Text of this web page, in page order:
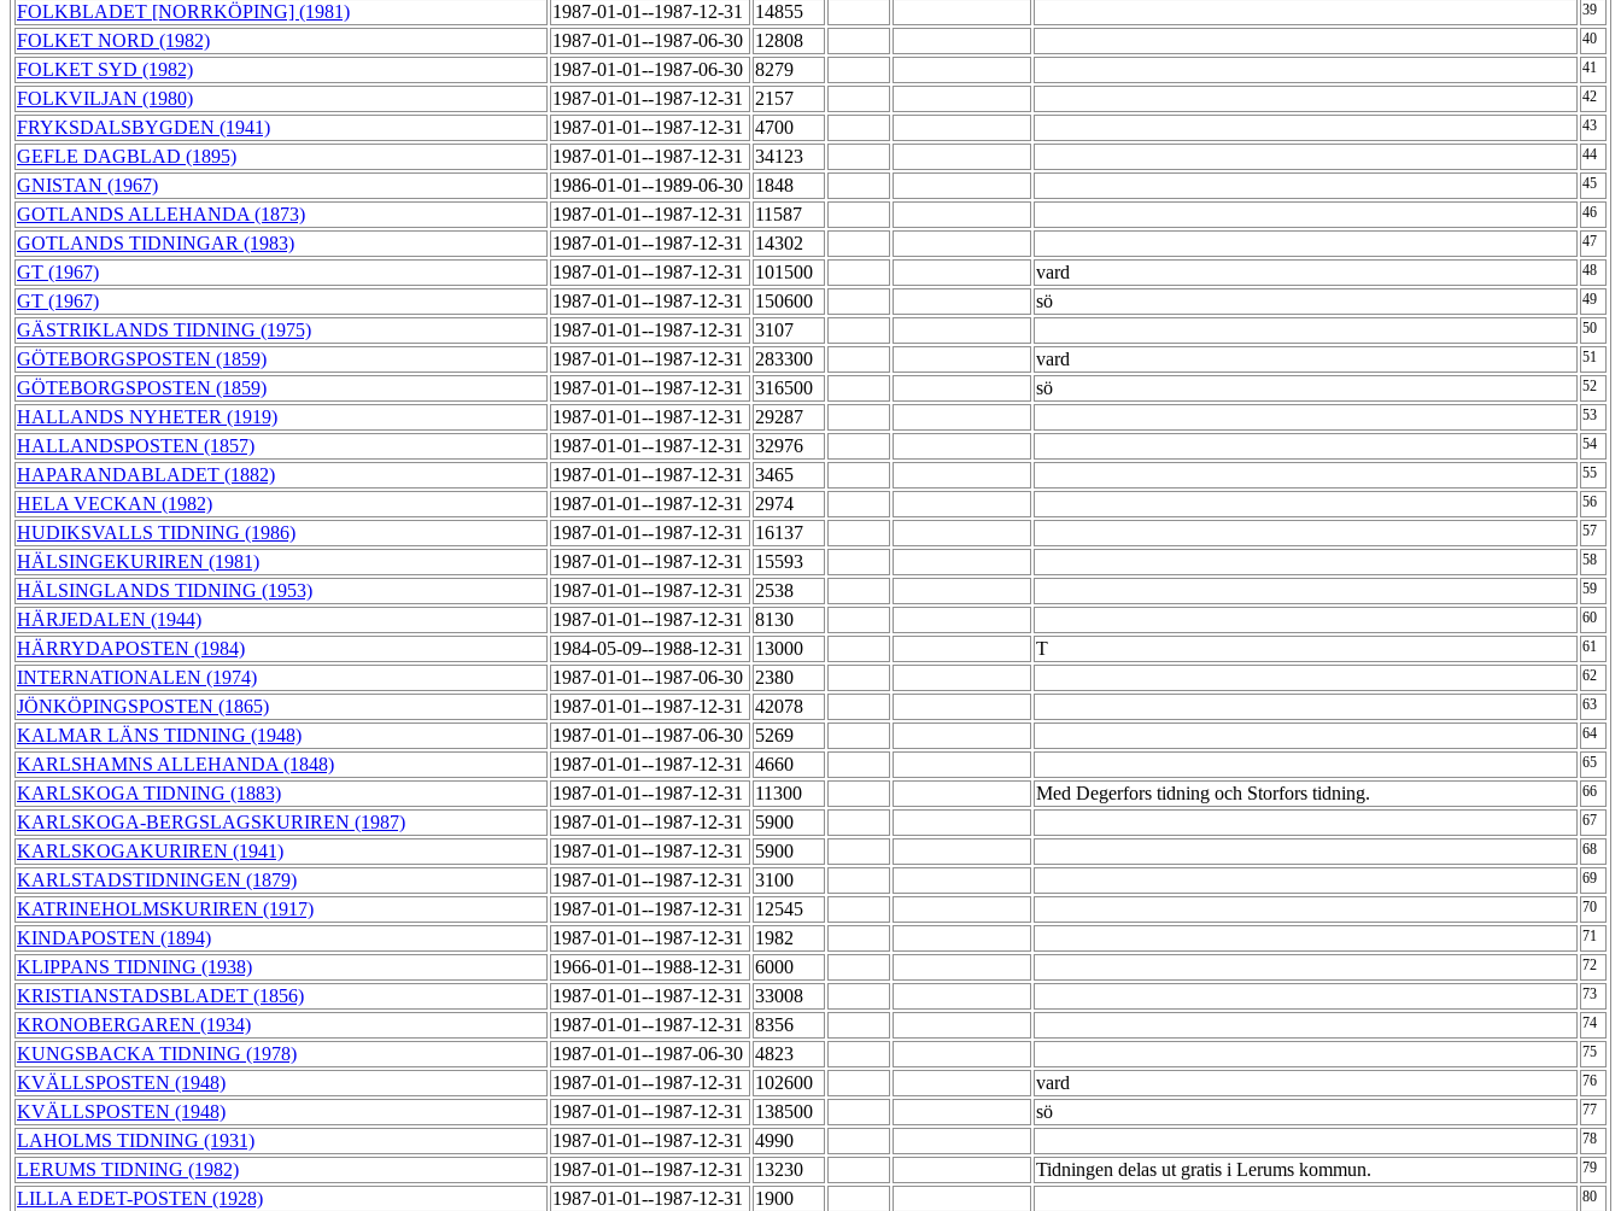
FOLKBLADET [NORRKÖPING] (1981) 1987-01-01--1987-12-31 14855 39
FOLKET NORD (1982) 1987-01-01--1987-06-30 12808 40
FOLKET SYD (1982) 1987-01-01--1987-06-30 8279 41
FOLKVILJAN (1980) 1987-01-01--1987-12-31 2157 42
FRYKSDALSBYGDEN (1941) 1987-01-01--1987-12-31 4700 43
GEFLE DAGBLAD (1895) 1987-01-01--1987-12-31 34123 44
GNISTAN (1967) 1986-01-01--1989-06-30 1848 45
GOTLANDS ALLEHANDA (1873) 1987-01-01--1987-12-31 11587 46
GOTLANDS TIDNINGAR (1983) 1987-01-01--1987-12-31 14302 47
GT (1967) 1987-01-01--1987-12-31 101500 vard 48
GT (1967) 1987-01-01--1987-12-31 150600 sö 49
GÄSTRIKLANDS TIDNING (1975) 1987-01-01--1987-12-31 3107 50
GÖTEBORGSPOSTEN (1859) 1987-01-01--1987-12-31 283300 vard 51
GÖTEBORGSPOSTEN (1859) 1987-01-01--1987-12-31 316500 sö 52
HALLANDS NYHETER (1919) 1987-01-01--1987-12-31 29287 53
HALLANDSPOSTEN (1857) 1987-01-01--1987-12-31 32976 54
HAPARANDABLADET (1882) 1987-01-01--1987-12-31 3465 55
HELA VECKAN (1982) 1987-01-01--1987-12-31 2974 56
HUDIKSVALLS TIDNING (1986) 1987-01-01--1987-12-31 16137 57
HÄLSINGEKURIREN (1981) 1987-01-01--1987-12-31 15593 58
HÄLSINGLANDS TIDNING (1953) 1987-01-01--1987-12-31 2538 59
HÄRJEDALEN (1944) 1987-01-01--1987-12-31 8130 60
HÄRRYDAPOSTEN (1984) 1984-05-09--1988-12-31 13000 T 61
INTERNATIONALEN (1974) 1987-01-01--1987-06-30 2380 62
JÖNKÖPINGSPOSTEN (1865) 1987-01-01--1987-12-31 42078 63
KALMAR LÄNS TIDNING (1948) 1987-01-01--1987-06-30 5269 64
KARLSHAMNS ALLEHANDA (1848) 1987-01-01--1987-12-31 4660 65
KARLSKOGA TIDNING (1883) 1987-01-01--1987-12-31 11300 Med Degerfors tidning och Storfors tidning. 66
KARLSKOGA-BERGSLAGSKURIREN (1987) 1987-01-01--1987-12-31 5900 67
KARLSKOGAKURIREN (1941) 1987-01-01--1987-12-31 5900 68
KARLSTADSTIDNINGEN (1879) 1987-01-01--1987-12-31 3100 69
KATRINEHOLMSKURIREN (1917) 1987-01-01--1987-12-31 12545 70
KINDAPOSTEN (1894) 1987-01-01--1987-12-31 1982 71
KLIPPANS TIDNING (1938) 1966-01-01--1988-12-31 6000 72
KRISTIANSTADSBLADET (1856) 1987-01-01--1987-12-31 33008 73
KRONOBERGAREN (1934) 1987-01-01--1987-12-31 8356 74
KUNGSBACKA TIDNING (1978) 1987-01-01--1987-06-30 4823 75
KVÄLLSPOSTEN (1948) 1987-01-01--1987-12-31 102600 vard 76
KVÄLLSPOSTEN (1948) 1987-01-01--1987-12-31 138500 sö 77
LAHOLMS TIDNING (1931) 1987-01-01--1987-12-31 4990 78
LERUMS TIDNING (1982) 1987-01-01--1987-12-31 13230 Tidningen delas ut gratis i Lerums kommun. 79
LILLA EDET-POSTEN (1928) 1987-01-01--1987-12-31 1900 80